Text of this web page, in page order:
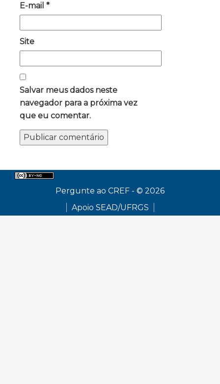
E-mail *
Site
Salvar meus dados neste
navegador para a próxima vez
que eu comentar.
Pergunte ao CREF - © 2026
Apoio SEAD/UFRGS